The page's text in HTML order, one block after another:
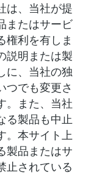
は、当社が提
またはサービ
権利を有しま
説明または製
に、当社の独
つでも変更さ
。また、当社
る製品も中止
。本サイト上
製品またはサ
止されている